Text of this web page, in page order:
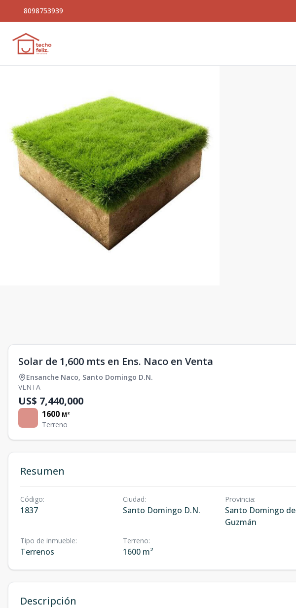
8098753939
Solar de 1,600 mts en Ens. Naco en Venta
Ensanche Naco, Santo Domingo D.N.
VENTA
US$ 7,440,000
1600 M²
Terreno
Resumen
Código:
1837
Ciudad:
Santo Domingo D.N.
Provincia:
Santo Domingo de
Guzmán
Tipo de inmueble:
Terrenos
Terreno:
1600 m²
Descripción